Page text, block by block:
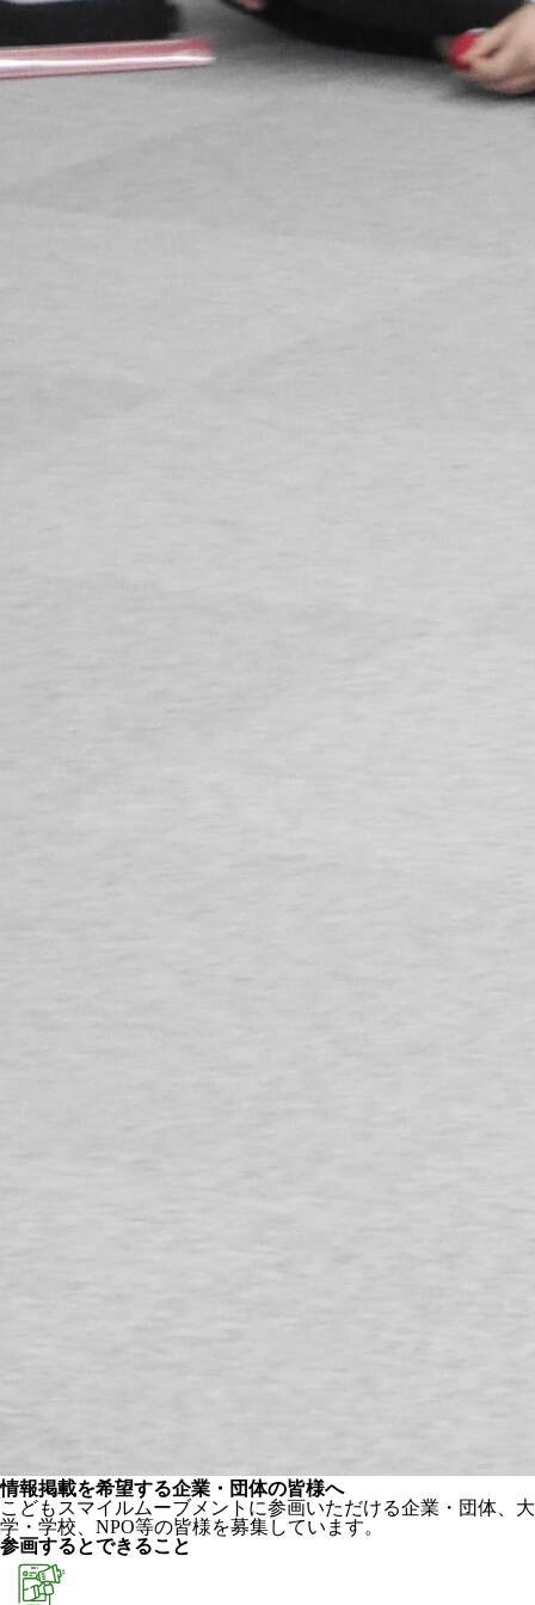
情報掲載を希望する企業・団体の皆様へ
こどもスマイルムーブメントに参画いただける企業・団体、大
学・学校、NPO等の皆様を募集しています。
参画するとできること